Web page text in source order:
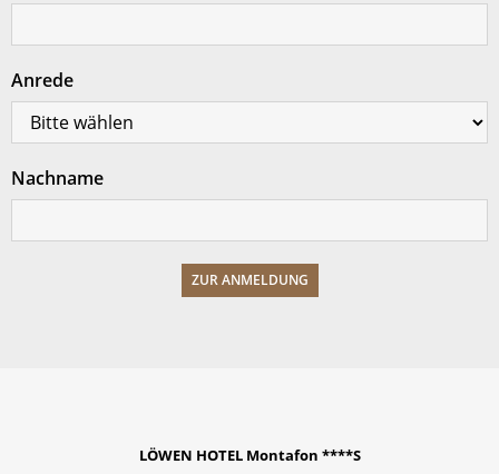
Anrede
Nachname
LÖWEN HOTEL Montafon ****S